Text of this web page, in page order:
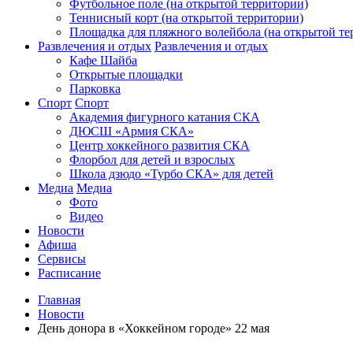
Футбольное поле (на открытой территории)
Теннисный корт (на открытой территории)
Площадка для пляжного волейбола (на открытой
Развлечения и отдых Развлечения и отдых
Кафе Шайба
Открытые площадки
Парковка
Спорт Спорт
Академия фигурного катания СКА
ДЮСШ «Армия СКА»
Центр хоккейного развития СКА
Флорбол для детей и взрослых
Школа дзюдо «Турбо СКА» для детей
Медиа Медиа
Фото
Видео
Новости
Афиша
Сервисы
Расписание
Главная
Новости
День донора в «Хоккейном городе» 22 мая